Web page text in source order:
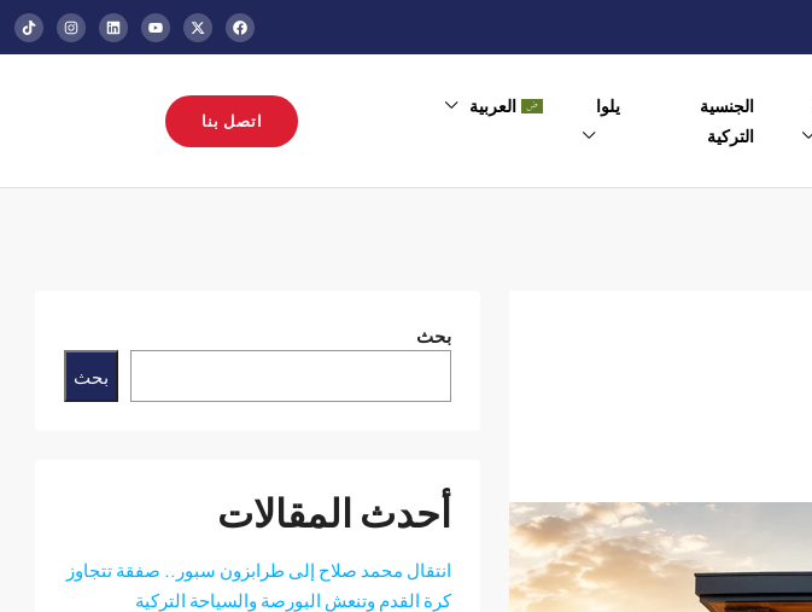
الجنسية
التركية
يلوا العربية
اتصل بنا
بحث
بحث
أحدث المقالات
انتقال محمد صلاح إلى طرابزون سبور.. صفقة تتجاوز
كرة القدم وتنعش البورصة والسياحة التركية